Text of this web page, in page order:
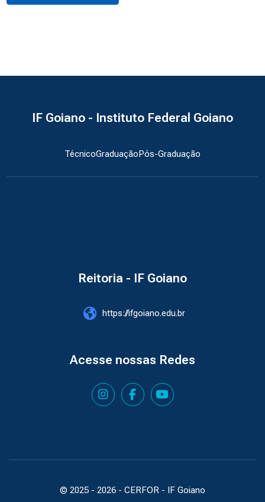
IF Goiano - Instituto Federal Goiano
TécnicoGraduaçãoPós-Graduação
Reitoria - IF Goiano
https://ifgoiano.edu.br
Acesse nossas Redes
© 2025 - 2026 - CERFOR - IF Goiano